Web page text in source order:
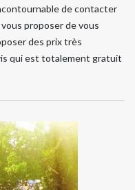
de contacter
proposer de vous
des prix très
qui est totalement gratuit